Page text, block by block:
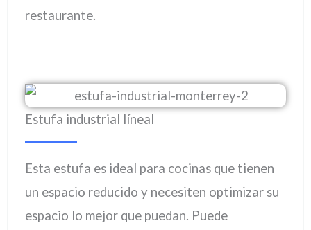
restaurante.
Estufa industrial líneal
Esta estufa es ideal para cocinas que tienen
un espacio reducido y necesiten optimizar su
espacio lo mejor que puedan. Puede